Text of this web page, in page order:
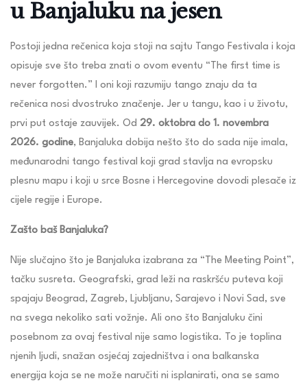
u Banjaluku na jesen
Postoji jedna rečenica koja stoji na sajtu Tango Festivala i koja
opisuje sve što treba znati o ovom eventu “The first time is
never forgotten.” I oni koji razumiju tango znaju da ta
rečenica nosi dvostruko značenje. Jer u tangu, kao i u životu,
prvi put ostaje zauvijek. Od 29. oktobra do 1. novembra
2026. godine, Banjaluka dobija nešto što do sada nije imala,
međunarodni tango festival koji grad stavlja na evropsku
plesnu mapu i koji u srce Bosne i Hercegovine dovodi plesače iz
cijele regije i Europe.
Zašto baš Banjaluka?
Nije slučajno što je Banjaluka izabrana za “The Meeting Point”,
tačku susreta. Geografski, grad leži na raskršću puteva koji
spajaju Beograd, Zagreb, Ljubljanu, Sarajevo i Novi Sad, sve
na svega nekoliko sati vožnje. Ali ono što Banjaluku čini
posebnom za ovaj festival nije samo logistika. To je toplina
njenih ljudi, snažan osjećaj zajedništva i ona balkanska
energija koja se ne može naručiti ni isplanirati, ona se samo